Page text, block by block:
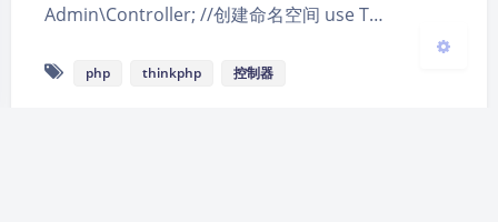
Admin\Controller; //创建命名空间 use T…
php thinkphp 控制器